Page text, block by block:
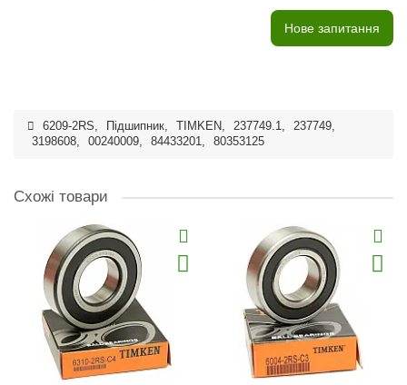
Нове запитання
6209-2RS, Підшипник, TIMKEN, 237749.1, 237749,
3198608, 00240009, 84433201, 80353125
Схожі товари